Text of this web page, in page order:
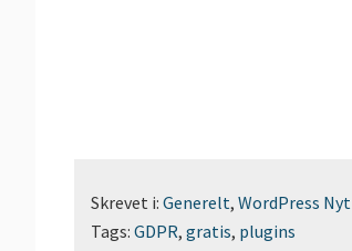
Skrevet i: Generelt, WordPress Nyt
Tags: GDPR, gratis, plugins